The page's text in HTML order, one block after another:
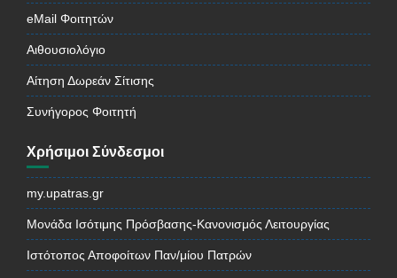
eMail Φοιτητών
Αιθουσιολόγιο
Αίτηση Δωρεάν Σίτισης
Συνήγορος Φοιτητή
Χρήσιμοι Σύνδεσμοι
my.upatras.gr
Μονάδα Ισότιμης Πρόσβασης-Κανονισμός Λειτουργίας
Ιστότοπος Αποφοίτων Παν/μίου Πατρών